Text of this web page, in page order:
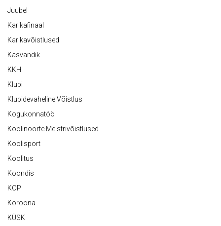
Juubel
Karikafinaal
Karikavõistlused
Kasvandik
KKH
Klubi
Klubidevaheline Võistlus
Kogukonnatöö
Koolinoorte Meistrivõistlused
Koolisport
Koolitus
Koondis
KOP
Koroona
KÜSK